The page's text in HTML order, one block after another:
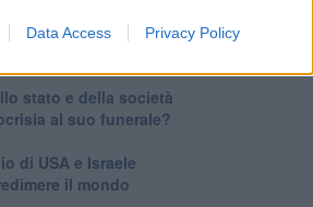
Data Access Privacy Policy
con la legge spara-tutto!
stato e della società
al suo funerale?
di USA e Israele
il mondo